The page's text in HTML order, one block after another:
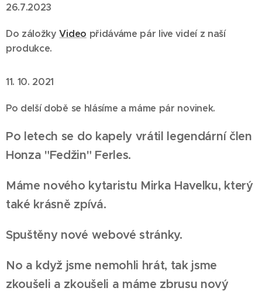
26.7.2023
Do záložkyVideo přidáváme pár live videí z naší
produkce.
11. 10. 2021
Po delší době se hlásíme a máme pár novinek.
Po letech se do kapely vrátil legendární člen
Honza "Fedžin" Ferles.
Máme nového kytaristu Mirka Havelku, který
také krásně zpívá.
Spuštěny nové webové stránky.
No a když jsme nemohli hrát, tak jsme
zkoušeli a zkoušeli a máme zbrusu nový